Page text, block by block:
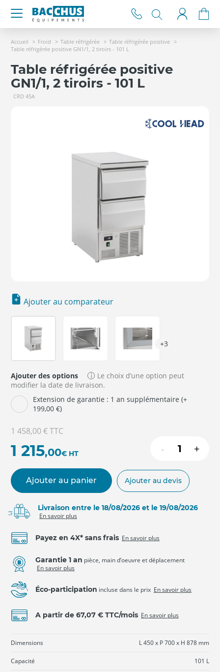
Accueil Froid Table réfrigérée
Table réfrigérée positive
Table réfrigérée positive GN1/1, 2 tiroirs - 101 L
Table réfrigérée positive
GN1/1, 2 tiroirs - 101 L
CRD 45A
Ajouter au comparateur
+3
Ajouter des options
Le choix d’une option peut
modifier la date de livraison.
Extension de garantie : 1 an supplémentaire (+
199,00 €)
1 458,00 €TTC
1 215,00€ HT - +
Ajouter au panier Ajouter au devis
Livraison entre le 18/08/2026 et le 19/08/2026
En savoir plus
Payez en 4X* sans frais En savoir plus
Garantie 1 an pièce, main d’oeuvre et déplacement
En savoir plus
Éco-participation incluse dans le prix En savoir plus
A partir de 67,07 € TTC/mois En savoir plus
Dimensions L 450 x P 700 x H 878 mm
Capacité 101 L